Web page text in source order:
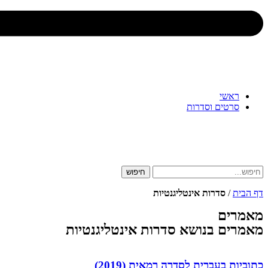
ראשי
סרטים וסדרות
חיפוש
דף הבית/ סדרות אינטליגנטיות
מאמרים
מאמרים בנושא סדרות אינטליגנטיות
כתוביות בעברית לסדרה רמאית (2019)